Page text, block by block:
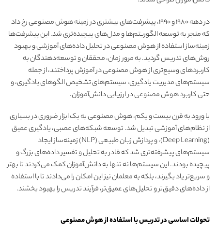
در دهه ۱۹۸۰ و ۱۹۹۰، پیشرفت‌های بیشتری در زمینه هوش مصنوعی رخ داد
که منجر به توسعه الگوریتم‌ها و مدل‌های پیچیده‌تری شد. این پیشرفت‌ها
زمینه‌ساز استفاده از هوش مصنوعی در تحلیل داده‌های آموزشی و بهبود
روش‌های تدریس گردید. به مرور زمان، محققان و توسعه‌دهندگان به
کاربردهای وسیع‌تری از هوش مصنوعی در آموزش پرداختند، از جمله
سیستم‌های مدیریت یادگیری، سیستم‌های تشخیص الگوهای یادگیری، و
حتی کاربرد هوش مصنوعی در ارزیابی دانش‌آموزان.
با ورود به قرن بیست و یکم، هوش مصنوعی به یک ابزار ضروری در بسیاری
از نظام‌های آموزشی تبدیل شد. توسعه شبکه‌های عصبی، یادگیری عمیق
(Deep Learning)، و پردازش زبان طبیعی (NLP) زمینه‌ساز ایجاد
سیستم‌های پیشرفته‌تری شد که قادر به تحلیل و تفسیر داده‌های بزرگ و
پیچیده بودند. این سیستم‌ها نه تنها به دانش‌آموزان کمک می‌کردند تا بهتر
و سریع‌تر یاد بگیرند، بلکه به معلمان نیز این امکان را می‌دادند تا با استفاده
از داده‌های دقیق‌تر و تحلیل‌های عمیق‌تر، فرآیند تدریس را بهبود بخشند.
تحولات اساسی در تدریس با استفاده از هوش مصنوعی